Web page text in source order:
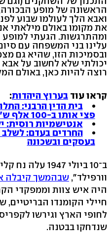
הראשונה של מופע
ואבא הלך לעולמו שבוע
את מקומו באולם מילאתי
ומהתרגשות. הגעתי
עלינו בני המשפחה עם
ובסמיכות הזו, שהיא גם
יכולתי שלא לחשוב על
רוצה להיות כאן, באולם
קראו עוד בערוץ היהדות:
בית הדין הרבני:
פצי אותו ב-100 אלף ש"ח
אנטישמיות רוסית:
החרדים בעדם: לשלב
בעסקים ובשכונה
ב־10 ביולי
וורפילד", שבהמשך קיבלה
היה איש צוות וממפקדי
חיילי הקומנדו
לחופי הארץ וגירשו
שנדחקו בבטנה.